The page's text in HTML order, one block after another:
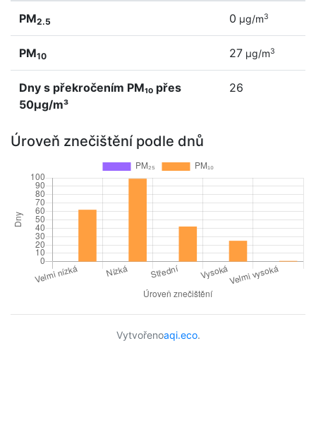
PM2.5 0 µg/m3
PM10 27 µg/m3
Dny s překročením PM₁₀ přes
50µg/m³
26
Úroveň znečištění podle dnů
Vytvořenoaqi.eco.